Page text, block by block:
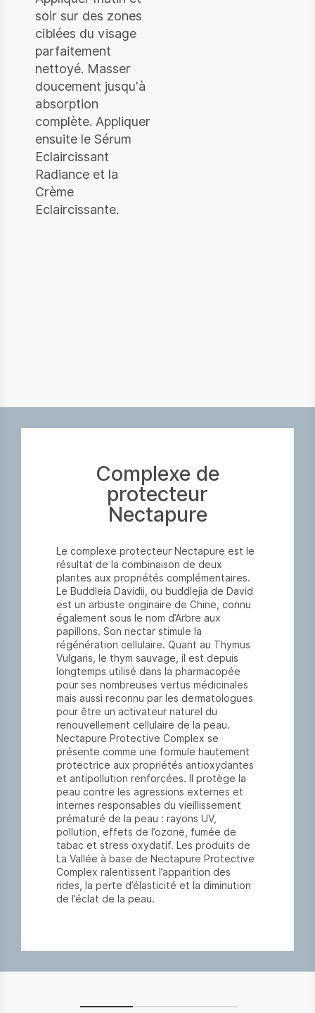
soir sur des zones
ciblées du visage
parfaitement
nettoyé. Masser
doucement jusqu'à
absorption
complète. Appliquer
ensuite le Sérum
Eclaircissant
Radiance et la
Crème
Eclaircissante.
Complexe de
protecteur
Nectapure
Le complexe protecteur Nectapure est le
résultat de la combinaison de deux
plantes aux propriétés complémentaires.
Le Buddleia Davidii, ou buddlejia de David
est un arbuste originaire de Chine, connu
également sous le nom d’Arbre aux
papillons. Son nectar stimule la
régénération cellulaire. Quant au Thymus
Vulgaris, le thym sauvage, il est depuis
longtemps utilisé dans la pharmacopée
pour ses nombreuses vertus médicinales
mais aussi reconnu par les dermatologues
pour être un activateur naturel du
renouvellement cellulaire de la peau.
Nectapure Protective Complex se
présente comme une formule hautement
protectrice aux propriétés antioxydantes
et antipollution renforcées. Il protège la
peau contre les agressions externes et
internes responsables du vieillissement
prématuré de la peau : rayons UV,
pollution, effets de l’ozone, fumée de
tabac et stress oxydatif. Les produits de
La Vallée à base de Nectapure Protective
Complex ralentissent l’apparition des
rides, la perte d’élasticité et la diminution
de l’éclat de la peau.